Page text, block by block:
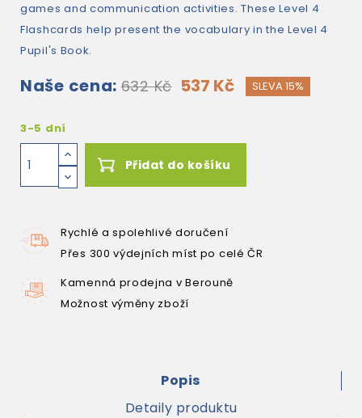
games and communication activities. These Level 4
Flashcards help present the vocabulary in the Level 4
Pupil's Book.
Naše cena: 632 Kč 537 Kč SLEVA 15%
3-5 dní
Přidat do košíku
Rychlé a spolehlivé doručení
Přes 300 výdejních míst po celé ČR
Kamenná prodejna v Berouně
Možnost výměny zboží
Popis
Detaily produktu